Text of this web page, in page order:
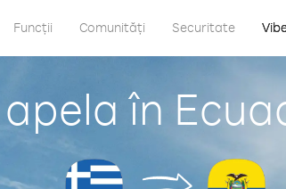
Funcții Comunități Securitate
în